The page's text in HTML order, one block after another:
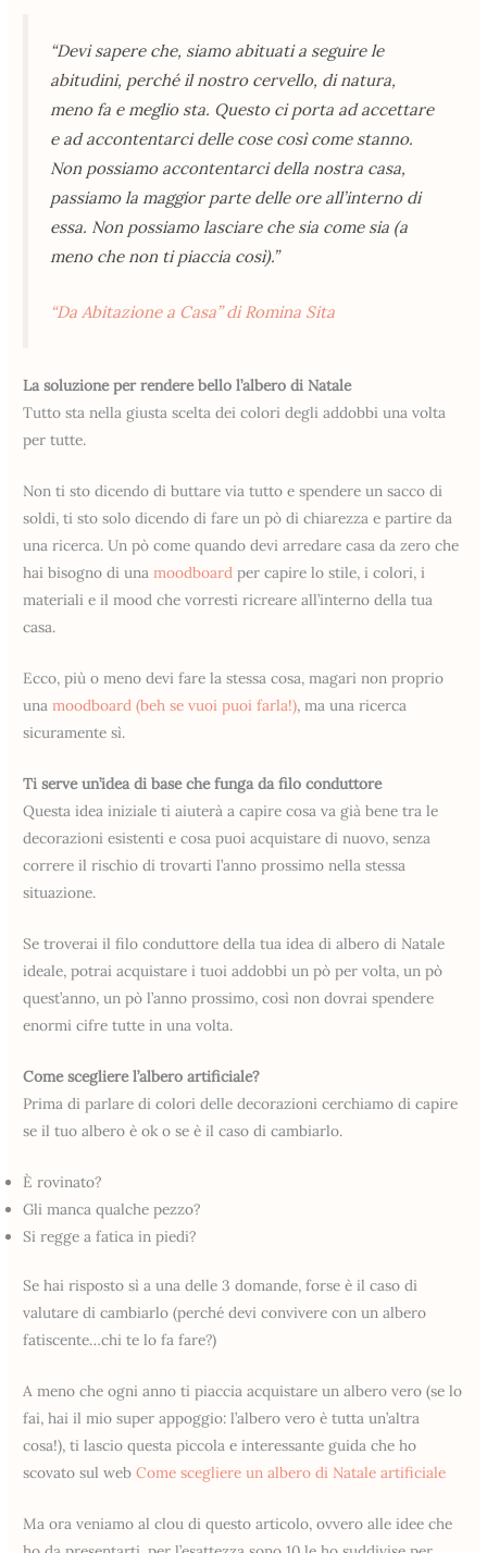
“Devi sapere che, siamo abituati a seguire le
abitudini, perché il nostro cervello, di natura,
meno fa e meglio sta. Questo ci porta ad accettare
e ad accontentarci delle cose così come stanno.
Non possiamo accontentarci della nostra casa,
passiamo la maggior parte delle ore all’interno di
essa. Non possiamo lasciare che sia come sia (a
meno che non ti piaccia così).”
“Da Abitazione a Casa” di Romina Sita
La soluzione per rendere bello l’albero di Natale
Tutto sta nella giusta scelta dei colori degli addobbi una volta
per tutte.
Non ti sto dicendo di buttare via tutto e spendere un sacco di
soldi, ti sto solo dicendo di fare un pò di chiarezza e partire da
una ricerca. Un pò come quando devi arredare casa da zero che
hai bisogno di unamoodboard per capire lo stile, i colori, i
materiali e il mood che vorresti ricreare all’interno della tua
casa.
Ecco, più o meno devi fare la stessa cosa, magari non proprio
unamoodboard (beh se vuoi puoi farla!), ma una ricerca
sicuramente sì.
Ti serve un’idea di base che funga da filo conduttore
Questa idea iniziale ti aiuterà a capire cosa va già bene tra le
decorazioni esistenti e cosa puoi acquistare di nuovo, senza
correre il rischio di trovarti l’anno prossimo nella stessa
situazione.
Se troverai il filo conduttore della tua idea di albero di Natale
ideale, potrai acquistare i tuoi addobbi un pò per volta, un pò
quest’anno, un pò l’anno prossimo, così non dovrai spendere
enormi cifre tutte in una volta.
Come scegliere l’albero artificiale?
Prima di parlare di colori delle decorazioni cerchiamo di capire
se il tuo albero è ok o se è il caso di cambiarlo.
È rovinato?
Gli manca qualche pezzo?
Si regge a fatica in piedi?
Se hai risposto sì a una delle 3 domande, forse è il caso di
valutare di cambiarlo (perché devi convivere con un albero
fatiscente…chi te lo fa fare?)
A meno che ogni anno ti piaccia acquistare un albero vero (se lo
fai, hai il mio super appoggio: l’albero vero è tutta un’altra
cosa!), ti lascio questa piccola e interessante guida che ho
scovato sul webCome scegliere un albero di Natale artificiale
Ma ora veniamo al clou di questo articolo, ovvero alle idee che